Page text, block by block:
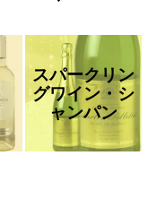
スパークリン
グワイン・シ
ャンパン